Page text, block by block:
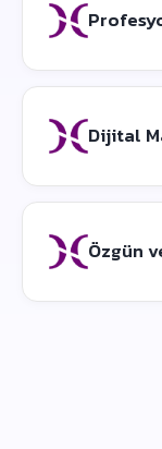
Dijital
Özgün